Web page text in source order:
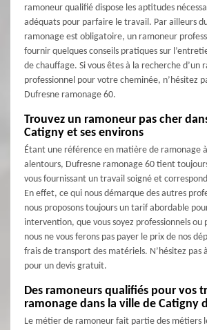
ramoneur qualifié dispose les aptitudes
adéquats pour parfaire le travail. Par ailleurs
ramonage est obligatoire, un ramoneur
fournir quelques conseils pratiques sur
de chauffage. Si vous êtes à la recherche d’un
professionnel pour votre cheminée, n’hésitez
Dufresne ramonage 60.
Trouvez un ramoneur pas cher
Catigny et ses environs
Étant une référence en matière de ramonage
alentours, Dufresne ramonage 60 tient
vous fournissant un travail soigné et
En effet, ce qui nous démarque des autres
nous proposons toujours un tarif abordable
intervention, que vous soyez professionnels ou
nous ne vous ferons pas payer le prix de nos
frais de transport des matériels. N’hésitez pas
pour un devis gratuit.
Des ramoneurs qualifiés pour vos
ramonage dans la ville de Catigny
Le métier de ramoneur fait partie des métiers